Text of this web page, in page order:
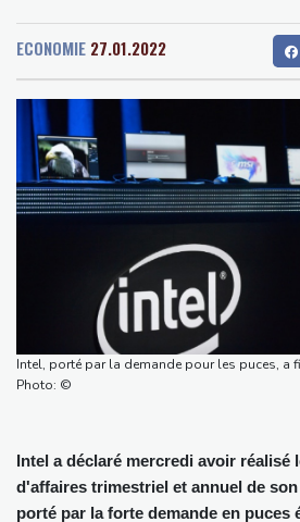
Gabon
22 °C
Congo
23 °C
French Guiana
Bruxelles
10 °C
Monte-Carlo
27 °C
Colombie: le président de la Espriella
La justice bloque à nouveau la salle
saisir la Cour suprême
De la Espriella, un millionnaire pro-
Colombie
Trump, entre en fonctions
Au Porge, sinistré par le mégafeu,
les commerçants
Les Bourses mondiales touchent des
américain
ECONOMIE 27.01.2022
Intel, porté par la demande pour les puces, a
Photo: ©
Intel a déclaré mercredi avoir réalisé
d'affaires trimestriel et annuel de
porté par la forte demande en puces